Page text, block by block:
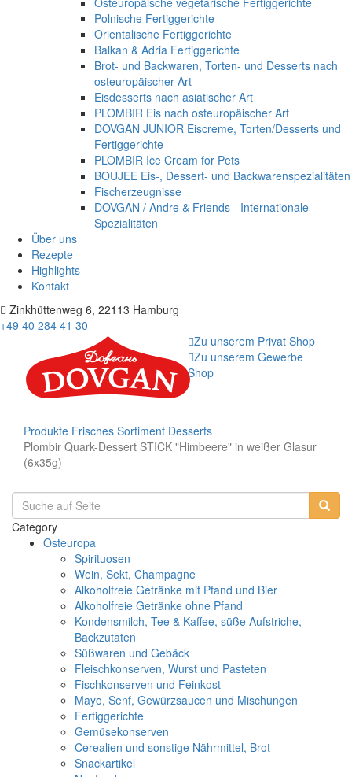
Polnische Fertiggerichte
Orientalische Fertiggerichte
Balkan & Adria Fertiggerichte
Brot- und Backwaren, Torten- und Desserts nach
osteuropäischer Art
Eisdesserts nach asiatischer Art
PLOMBIR Eis nach osteuropäischer Art
DOVGAN JUNIOR Eiscreme, Torten/Desserts und
Fertiggerichte
PLOMBIR Ice Cream for Pets
BOUJEE Eis-, Dessert- und Backwarenspezialitäten
Fischerzeugnisse
DOVGAN / Andre & Friends - Internationale
Spezialitäten
Über uns
Rezepte
Highlights
Kontakt
Zinkhüttenweg 6, 22113 Hamburg
+49 40 284 41 30
Zu unserem Privat Shop
Zu unserem Gewerbe
Shop
Produkte Frisches Sortiment Desserts
Plombir Quark-Dessert STICK "Himbeere" in weißer Glasur
(6x35g)
Category
Osteuropa
Spirituosen
Wein, Sekt, Champagne
Alkoholfreie Getränke mit Pfand und Bier
Alkoholfreie Getränke ohne Pfand
Kondensmilch, Tee & Kaffee, süße Aufstriche,
Backzutaten
Süßwaren und Gebäck
Fleischkonserven, Wurst und Pasteten
Fischkonserven und Feinkost
Mayo, Senf, Gewürzsaucen und Mischungen
Fertiggerichte
Gemüsekonserven
Cerealien und sonstige Nährmittel, Brot
Snackartikel